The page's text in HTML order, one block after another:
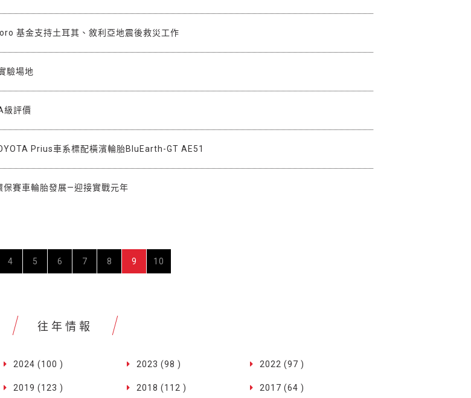
基金支持土耳其、敘利亞地震後救災工作
驗場地
級評價
Prius車系標配橫濱輪胎BluEarth-GT AE51
保賽車輪胎發展—迎接實戰元年
4 5 6 7 8 9 10
往年情報
2024 (100 ) 2023 (98 ) 2022 (97 )
2019 (123 ) 2018 (112 ) 2017 (64 )